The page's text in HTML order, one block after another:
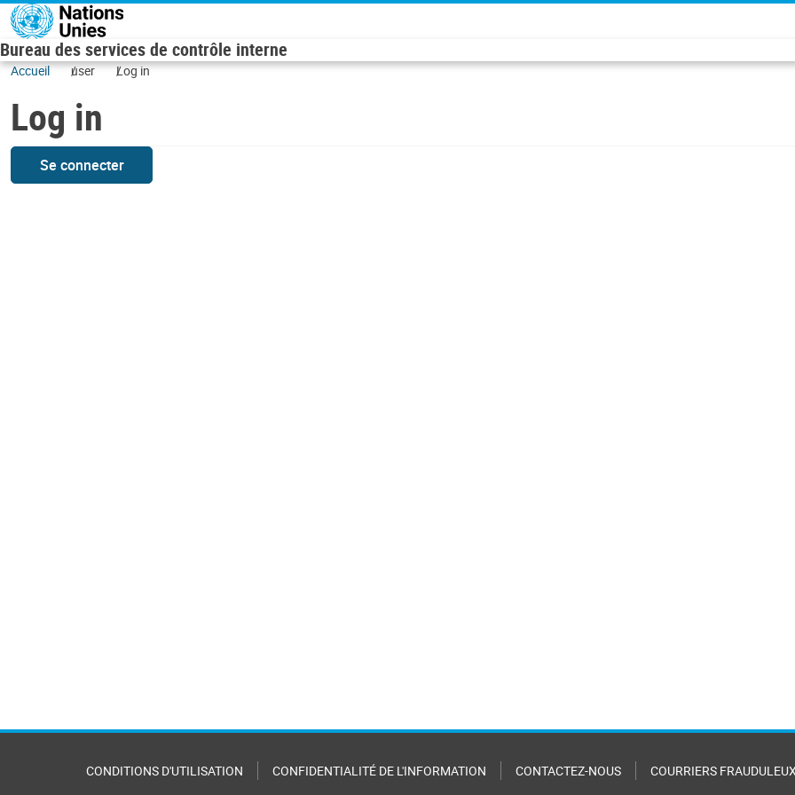
Skip to main content
Bureau des services de contrôle interne
Accueil user Log in
Log in
Se connecter
CONDITIONS D'UTILISATION CONFIDENTIALITÉ DE L'INFORMATION CONTACTEZ-NOUS COURRIERS